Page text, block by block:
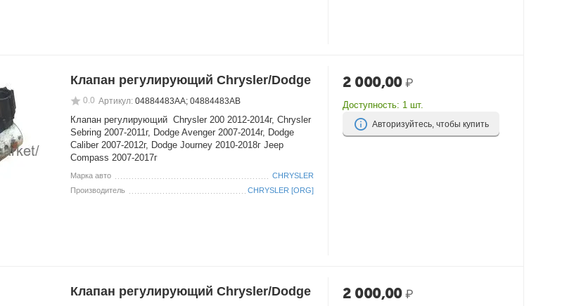
Клапан регулирующий Chrysler/Dodge
0.0 Артикул: 04884483AA; 04884483AB
Клапан регулирующий Chrysler 200 2012-2014г, Chrysler
Sebring 2007-2011г, Dodge Avenger 2007-2014г, Dodge
Caliber 2007-2012г, Dodge Journey 2010-2018г Jeep
Compass 2007-2017г
Марка авто
CHRYSLER
Производитель
CHRYSLER [ORG]
2 000,00 ₽
Доступность: 1 шт.
Авторизуйтесь, чтобы купить
Клапан регулирующий Chrysler/Dodge 2 000,00 ₽